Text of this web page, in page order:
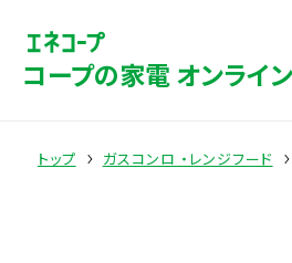
コープの家電 オンライ
トップ ガスコンロ ・レンジフード